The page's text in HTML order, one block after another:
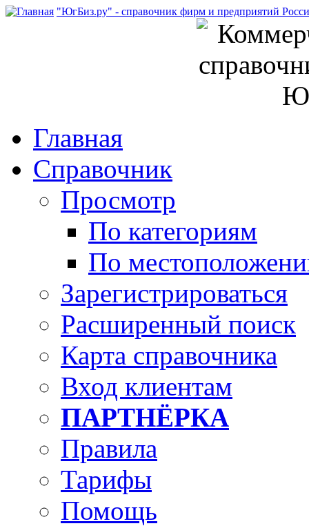
"ЮгБиз.ру" - справочник фирм и предприятий
Главная
Справочник
Просмотр
По категориям
По
Зарегистрироваться
Расширенный поиск
Карта справочника
Вход клиентам
ПАРТНЁРКА
Правила
Тарифы
Помощь